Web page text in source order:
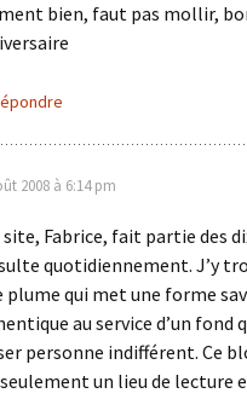
bien, faut pas mollir,
2008 à 6:14 pm
site, Fabrice, fait partie des
quotidiennement. J’y
plume qui met une forme
au service d’un fond
personne indifférent. Ce
un lieu de lecture